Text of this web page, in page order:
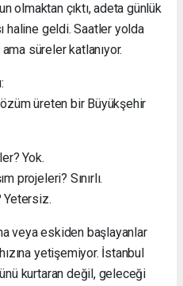
olmaktan çıktı, adeta günlük
haline geldi. Saatler yolda
süreler katlanıyor.
üreten bir Büyükşehir
Yok.
projeleri? Sınırlı.
Yetersiz.
veya eskiden başlayanlar
yetişemiyor. İstanbul
kurtaran değil, geleceği